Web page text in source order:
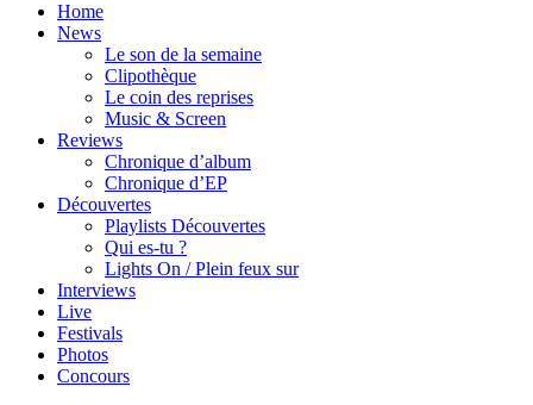
Home
News
Le son de la semaine
Clipothèque
Le coin des reprises
Music & Screen
Reviews
Chronique d’album
Chronique d’EP
Découvertes
Playlists Découvertes
Qui es-tu ?
Lights On / Plein feux sur
Interviews
Live
Festivals
Photos
Concours